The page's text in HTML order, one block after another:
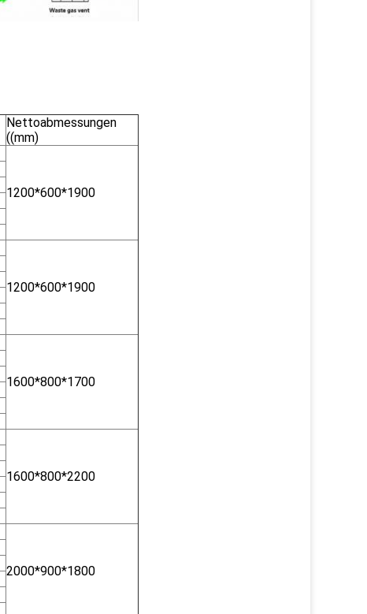
Nettoabmessungen
((mm)
1200*600*1900
1200*600*1900
1600*800*1700
1600*800*2200
2000*900*1800